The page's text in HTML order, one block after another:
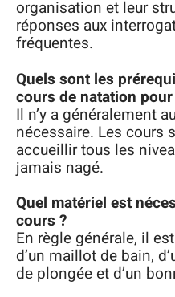
organisation et leur
réponses aux
fréquentes.
Quels sont les
cours de natation
Il n’y a généralement
nécessaire. Les cours
accueillir tous les
jamais nagé.
Quel matériel est
cours ?
En règle générale, il
d’un maillot de bain,
de plongée et d’un